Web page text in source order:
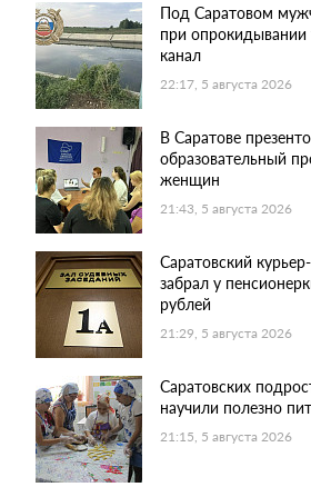
Под Саратовом
при опрокидывании
канал
22:17, 5 августа 2026
В Саратове
образовательный
женщин
21:43, 5 августа 2026
Саратовский
забрал у
рублей
21:29, 5 августа 2026
Саратовских
научили полезно
21:15, 5 августа 2026